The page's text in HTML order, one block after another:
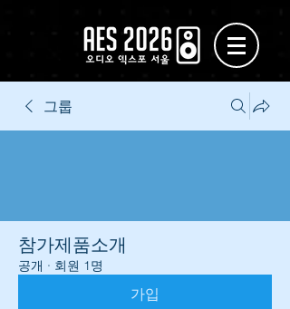
그룹
참가제품소개
공개 · 회원 1명
가입